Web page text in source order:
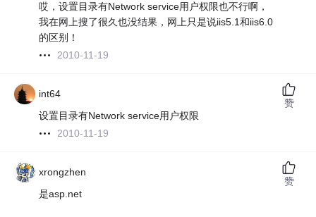
哎，设置目录有Network service用户权限也不行啊，
我在网上搜了很久也没结果，网上只是说iis5.1和iis6.0
的区别！
2010-11-19
int64
设置目录有Network service用户权限
2010-11-19
赞
xrongzhen
是asp.net
赞